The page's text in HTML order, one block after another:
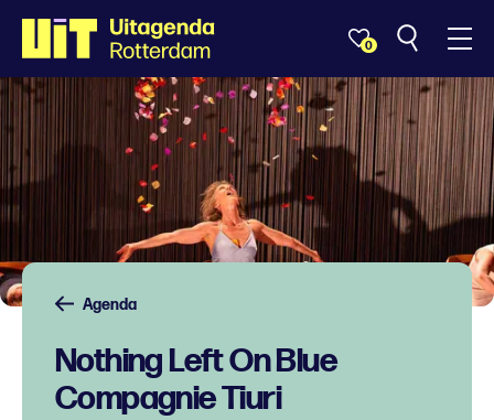
0
Agenda
Nothing Left On Blue
Compagnie Tiuri